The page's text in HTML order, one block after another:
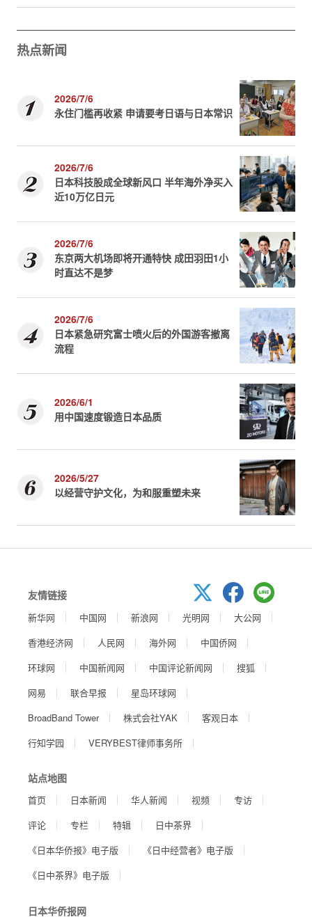
热点新闻
2026/7/6
永住门槛再收紧 申请要考日语与日本常识
2026/7/6
日本科技股成全球新风口 半年海外净买入
近10万亿日元
2026/7/6
东京两大机场即将开通特快 成田羽田1小
时直达不是梦
2026/7/6
日本紧急研究富士喷火后的外国游客撤离
流程
2026/6/1
用中国速度锻造日本品质
2026/5/27
以经营守护文化，为和服重塑未来
友情链接
新华网 中国网 新浪网 光明网
大公网
香港经济网
人民网 海外网
中国侨网
环球网
中国新闻网 中国评论新闻网
搜狐
网易
联合早报
星岛环球网
BroadBand Tower
株式会社YAK
客观日本
行知学园
VERYBEST律师事务所
站点地图
首页 日本新闻 华人新闻 视频
专访
评论
专栏 特辑
日中茶界
《日本华侨报》电子版
《日中经营者》电子版
《日中茶界》电子版
日本华侨报网